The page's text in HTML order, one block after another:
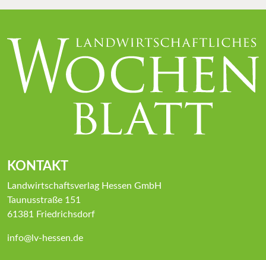
KONTAKT
Landwirtschaftsverlag Hessen GmbH
Taunusstraße 151
61381 Friedrichsdorf
info@lv-hessen.de